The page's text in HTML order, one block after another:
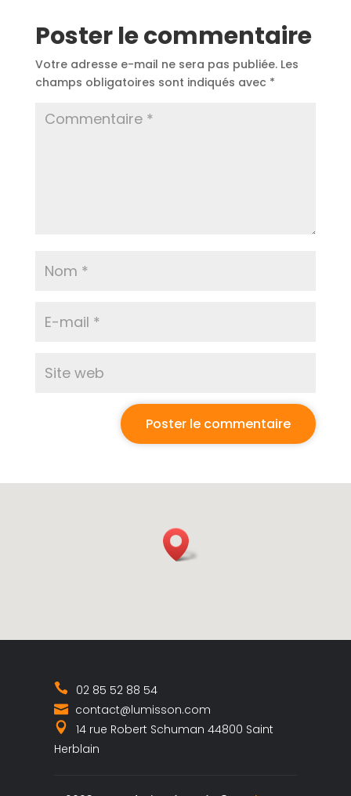
Poster le commentaire
Votre adresse e-mail ne sera pas publiée. Les
champs obligatoires sont indiqués avec *
02 85 52 88 54
contact@lumisson.com
14 rue Robert Schuman 44800 Saint
Herblain